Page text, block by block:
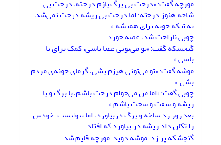
مورچه گفت: «درخت بی برگ بازم درخته، درخت بی
شاخه هنوز درخته؛ اما درخت بی ریشه درخت نمی‌شه،
یه تیکه چوبه برای همیشه.»
چوبی ناراحت شد، غصه خورد.
گنجشکه گفت: «تو می‌تونی عصا باشی، کمک برای پا
باشی.»
موشه گفت: «تو می‌تونی هیزم بشی، گرمای خونه‌ی مردم
بشی.»
چوبی گفت: «اما من می‌خوام درخت باشم، با برگ و با
ریشه و سفت و سخت باشم.»
بعد زور زد شاخه و برگ دربیاورد، اما نتوانست. خودش
را تکان داد ریشه در بیاورد که افتاد.
گنجشکه پر زد. موشه دوید. مورچه قایم شد.